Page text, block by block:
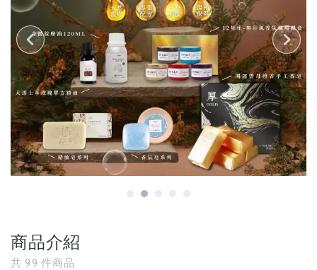
【新品上市】
【美髮護理】
【服飾內著】
【居家生活】
【營養保健】
【3C家電/周邊】
品牌
商品介紹
共 99 件商品